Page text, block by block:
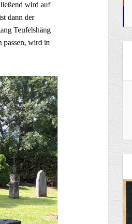
wird auf
dann der
Teufelshäng
passen, wird in